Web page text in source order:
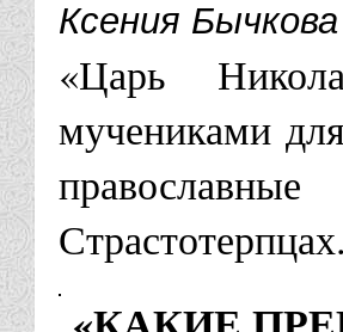
Господня
Житомирская
Храм
Ксения Бычкова
«Царь
мучениками